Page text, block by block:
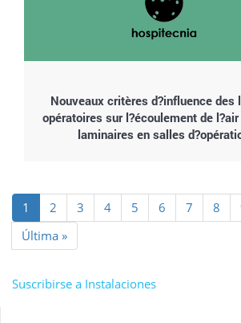
Nouveaux critères d?influence des
opératoires sur l?écoulement de
laminaires en salles
Paginación
Página
actual
1 Page
2 Page
3 Page
4 Page
5 Page
6 Page
7 Page
8
Última
página
Última »
Suscribirse a Instalaciones